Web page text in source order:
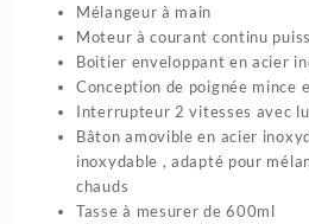
Vitesses
avec
tasse
600ml
|
TIREXX
Mélangeur à main
Moteur à courant continu
Boitier enveloppant en acier
Conception de poignée mince
Interrupteur 2 vitesses avec
Bâton amovible en acier
inoxydable , adapté pour
chauds
Tasse à mesurer de 600ml